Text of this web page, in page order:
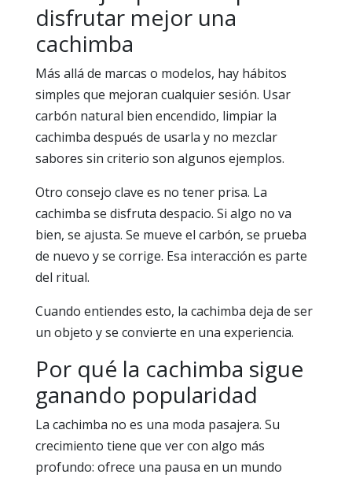
disfrutar mejor una
cachimba
Más allá de marcas o modelos, hay hábitos
simples que mejoran cualquier sesión. Usar
carbón natural bien encendido, limpiar la
cachimba después de usarla y no mezclar
sabores sin criterio son algunos ejemplos.
Otro consejo clave es no tener prisa. La
cachimba se disfruta despacio. Si algo no va
bien, se ajusta. Se mueve el carbón, se prueba
de nuevo y se corrige. Esa interacción es parte
del ritual.
Cuando entiendes esto, la cachimba deja de ser
un objeto y se convierte en una experiencia.
Por qué la cachimba sigue
ganando popularidad
La cachimba no es una moda pasajera. Su
crecimiento tiene que ver con algo más
profundo: ofrece una pausa en un mundo